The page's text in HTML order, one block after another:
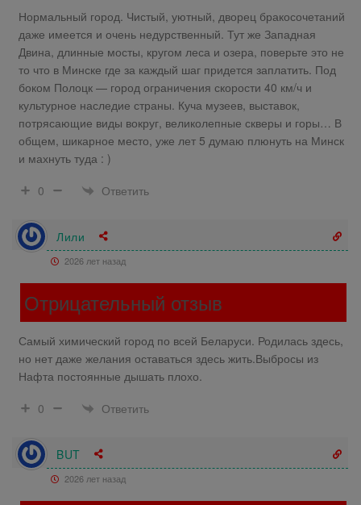
Нормальный город. Чистый, уютный, дворец бракосочетаний
даже имеется и очень недурственный. Тут же Западная
Двина, длинные мосты, кругом леса и озера, поверьте это не
то что в Минске где за каждый шаг придется заплатить. Под
боком Полоцк — город ограничения скорости 40 км/ч и
культурное наследие страны. Куча музеев, выставок,
потрясающие виды вокруг, великолепные скверы и горы… В
общем, шикарное место, уже лет 5 думаю плюнуть на Минск
и махнуть туда : )
0
Ответить
Лили
2026 лет назад
Отрицательный отзыв
Самый химический город по всей Беларуси. Родилась здесь,
но нет даже желания оставаться здесь жить.Выбросы из
Нафта постоянные дышать плохо.
0
Ответить
BUT
2026 лет назад